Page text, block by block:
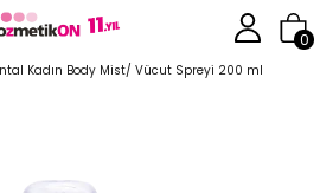
0
Kadın Body Mist/ Vücut Spreyi 200 ml